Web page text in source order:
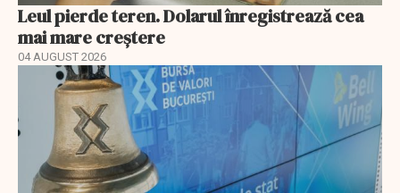
Leul pierde teren. Dolarul înregistrează cea
mai mare creștere
04 AUGUST 2026